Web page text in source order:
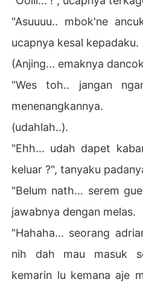
"Asuuuu.. mbok'ne
ucapnya kesal kepadaku.
(Anjing... emaknya
"Wes toh.. jangan
menenangkannya.
(udahlah..).
"Ehh... udah dapet
keluar ?", tanyaku
"Belum nath... serem
jawabnya dengan melas.
"Hahaha... seorang
nih dah mau masuk
kemarin lu kemana aje